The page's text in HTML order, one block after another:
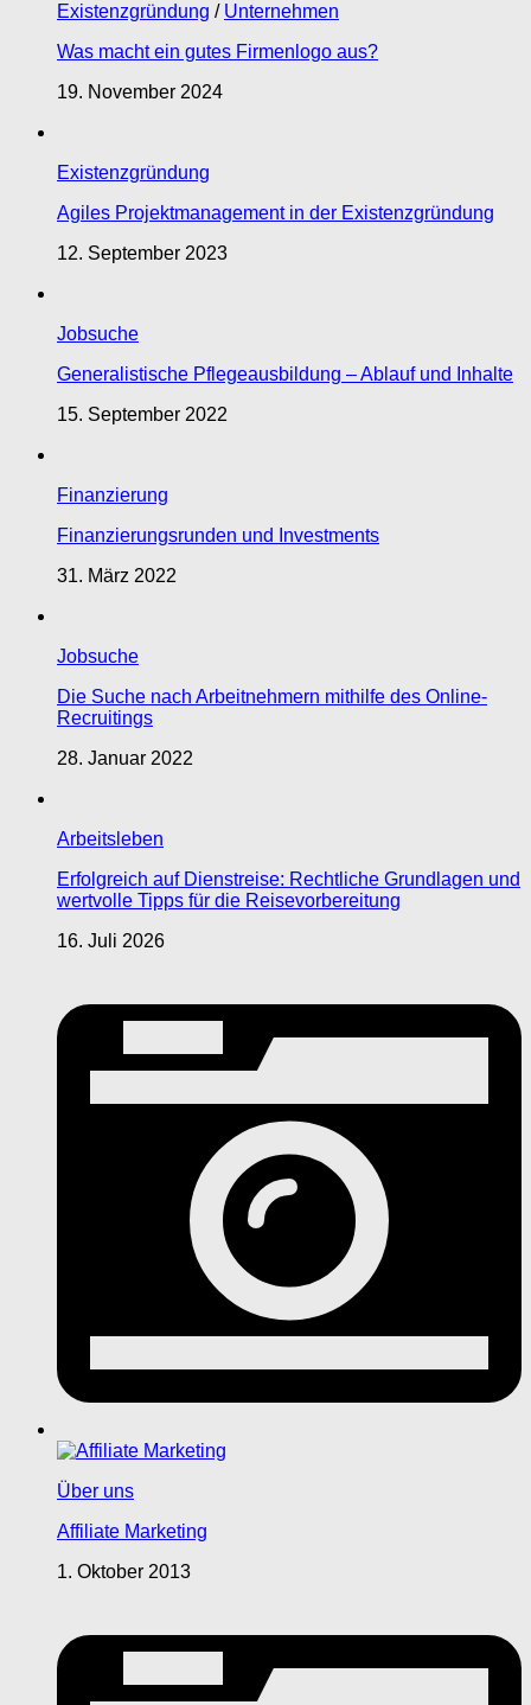
Existenzgründung / Unternehmen
Was macht ein gutes Firmenlogo aus?
19. November 2024
Existenzgründung
Agiles Projektmanagement in der Existenzgründung
12. September 2023
Jobsuche
Generalistische Pflegeausbildung – Ablauf und Inhalte
15. September 2022
Finanzierung
Finanzierungsrunden und Investments
31. März 2022
Jobsuche
Die Suche nach Arbeitnehmern mithilfe des Online-
Recruitings
28. Januar 2022
Arbeitsleben
Erfolgreich auf Dienstreise: Rechtliche Grundlagen und
wertvolle Tipps für die Reisevorbereitung
16. Juli 2026
Über uns
Affiliate Marketing
1. Oktober 2013